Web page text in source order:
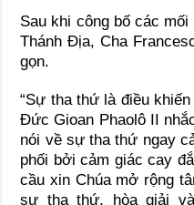
Sau khi công bố các
Thánh Địa, Cha
gọn.
“Sự tha thứ là điều
Đức Gioan Phaolô II
nói về sự tha thứ ngay
phối bởi cảm giác cay
cầu xin Chúa mở rộng
sự tha thứ, hòa giải